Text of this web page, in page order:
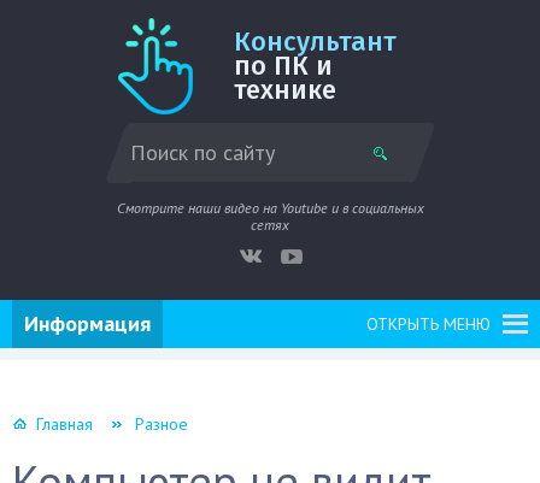
Консультант
по ПК и
технике
Смотрите наши видео на Youtube и в социальных
сетях
ОТКРЫТЬ МЕНЮ
Информация
Главная Разное